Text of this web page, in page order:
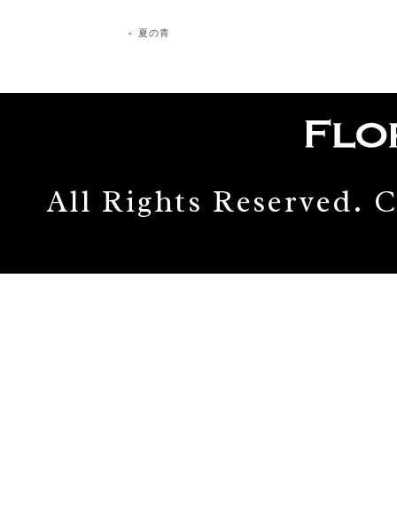
« 夏の青
All Rights Reserved.